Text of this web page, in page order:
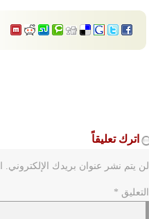
اترك تعليقاً
لن يتم نشر عنوان بريدك الإلكتروني.
التعليق *